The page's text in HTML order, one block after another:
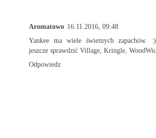
Aromatowo 16.11.2016, 09:48
Yankee ma wiele świetnych zapachów.
jeszcze sprawdzić Village, Kringle,
Odpowiedz